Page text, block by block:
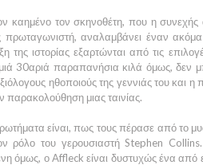
καημένο τον σκηνοθέτη, που η συνεχής
πρωταγωνιστή, αναλαμβάνει έναν
ιστορίας εξαρτώνται από τις
30αριά παραπανήσια κιλά όμως, δεν
ηθοποιούς της γεννιάς του και η
παρακολούθηση μιας ταινίας.
είναι, πως τους πέρασε από το
ρόλο του γερουσιαστήStephen Collins.
όμως, οAffleck είναι δυστυχώς ένα από